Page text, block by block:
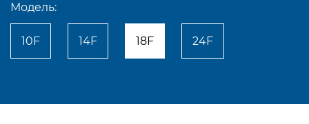
Модель:
10F 14F 18F 24F